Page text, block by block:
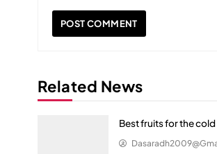
Related News
Best fruits for the